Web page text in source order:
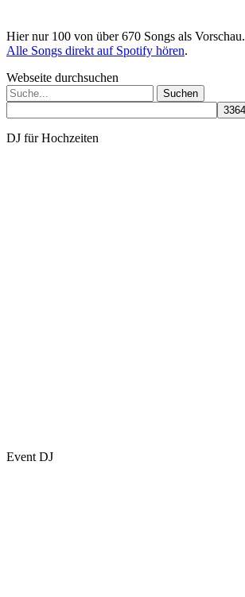
Hier nur 100 von über 670 Songs als Vorschau.
Alle Songs direkt auf Spotify hören.
Webseite durchsuchen
Suchen
nach:
DJ für Hochzeiten
Event DJ